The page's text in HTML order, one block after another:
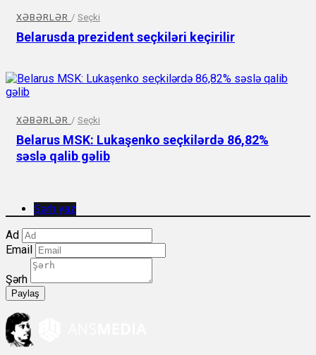
XƏBƏRLƏR / Seçki
Belarusda prezident seçkiləri keçirilir
XƏBƏRLƏR / Seçki
Belarus MSK: Lukaşenko seçkilərdə 86,82%
səslə qalib gəlib
Şərh yaz
Ad
Email
Şərh
Paylaş